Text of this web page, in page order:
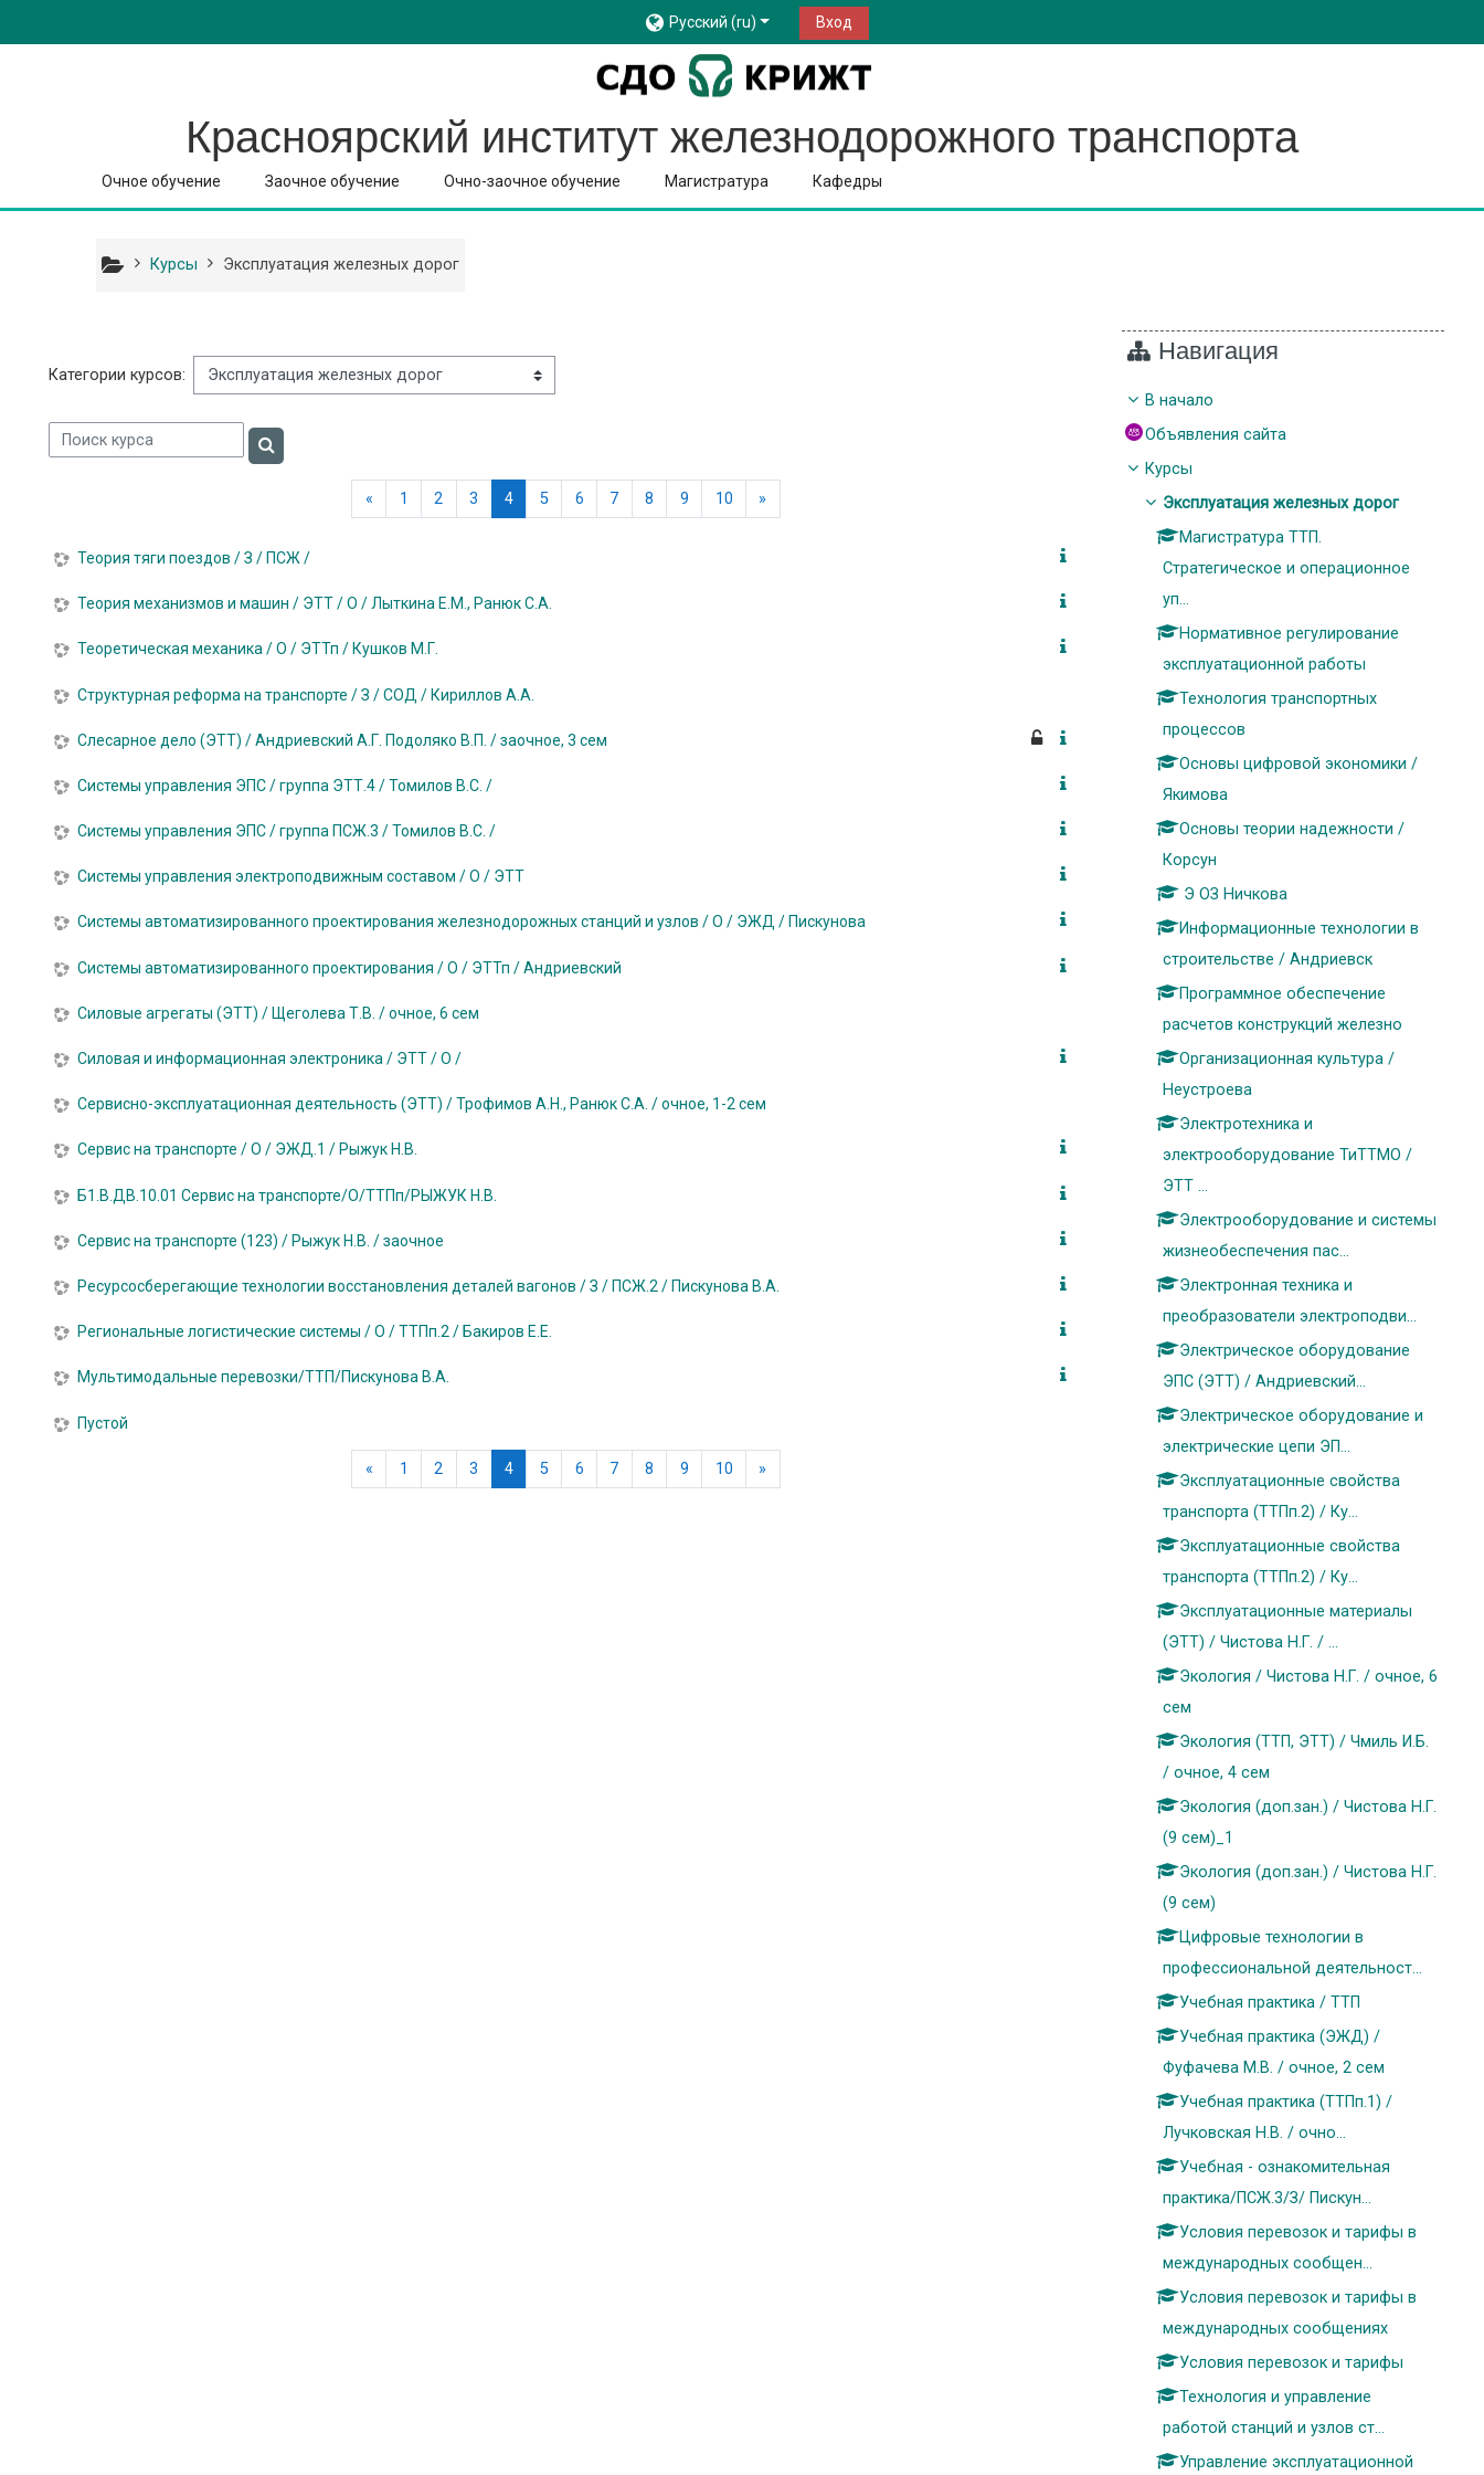
Русский ‎(ru)‎ Вход
Красноярский институт железнодорожного транспорта
Очное обучение Заочное обучение Очно-заочное обучение Магистратура Кафедры
Курсы Эксплуатация железных дорог
Категории курсов:
Поиск курса
Поиск курса
«Предыдущая страница
1 2 3 4(текущая)
5 6 7 8 9 10 »Следующая страница
Теория тяги поездов / З / ПСЖ /
Теория механизмов и машин / ЭТТ / О / Лыткина Е.М., Ранюк С.А.
Теоретическая механика / О / ЭТТп / Кушков М.Г.
Структурная реформа на транспорте / З / СОД / Кириллов А.А.
Слесарное дело (ЭТТ) / Андриевский А.Г. Подоляко В.П. / заочное, 3 сем
Системы управления ЭПС / группа ЭТТ.4 / Томилов В.С. /
Системы управления ЭПС / группа ПСЖ.3 / Томилов В.С. /
Системы управления электроподвижным составом / О / ЭТТ
Системы автоматизированного проектирования железнодорожных станций и узлов / О / ЭЖД / Пискунова
Системы автоматизированного проектирования / О / ЭТТп / Андриевский
Силовые агрегаты (ЭТТ) / Щеголева Т.В. / очное, 6 сем
Силовая и информационная электроника / ЭТТ / О /
Сервисно-эксплуатационная деятельность (ЭТТ) / Трофимов А.Н., Ранюк С.А. / очное, 1-2 сем
Сервис на транспорте / О / ЭЖД.1 / Рыжук Н.В.
Б1.В.ДВ.10.01 Сервис на транспорте/О/ТТПп/РЫЖУК Н.В.
Сервис на транспорте (123) / Рыжук Н.В. / заочное
Ресурсосберегающие технологии восстановления деталей вагонов / З / ПСЖ.2 / Пискунова В.А.
Региональные логистические системы / О / ТТПп.2 / Бакиров Е.Е.
Мультимодальные перевозки/ТТП/Пискунова В.А.
Пустой
«Предыдущая страница
1 2 3 4(текущая)
5 6 7 8 9 10 »Следующая страница
Навигация
В начало
Объявления сайта
Курсы
Эксплуатация железных дорог
Магистратура ТТП.
Стратегическое и операционное
уп...
Нормативное регулирование
эксплуатационной работы
Технология транспортных
процессов
Основы цифровой экономики /
Якимова
Основы теории надежности /
Корсун
Э ОЗ Ничкова
Информационные технологии в
строительстве / Андриевск
Программное обеспечение
расчетов конструкций железно
Организационная культура /
Неустроева
Электротехника и
электрооборудование ТиТТМО /
ЭТТ ...
Электрооборудование и системы
жизнеобеспечения пас...
Электронная техника и
преобразователи электроподви...
Электрическое оборудование
ЭПС (ЭТТ) / Андриевский...
Электрическое оборудование и
электрические цепи ЭП...
Эксплуатационные свойства
транспорта (ТТПп.2) / Ку...
Эксплуатационные свойства
транспорта (ТТПп.2) / Ку...
Эксплуатационные материалы
(ЭТТ) / Чистова Н.Г. / ...
Экология / Чистова Н.Г. / очное, 6
сем
Экология (ТТП, ЭТТ) / Чмиль И.Б.
/ очное, 4 сем
Экология (доп.зан.) / Чистова Н.Г.
(9 сем)_1
Экология (доп.зан.) / Чистова Н.Г.
(9 сем)
Цифровые технологии в
профессиональной деятельност...
Учебная практика / ТТП
Учебная практика (ЭЖД) /
Фуфачева М.В. / очное, 2 сем
Учебная практика (ТТПп.1) /
Лучковская Н.В. / очно...
Учебная - ознакомительная
практика/ПСЖ.3/З/ Пискун...
Условия перевозок и тарифы в
международных сообщен...
Условия перевозок и тарифы в
международных сообщениях
Условия перевозок и тарифы
Технология и управление
работой станций и узлов ст...
Управление эксплуатационной